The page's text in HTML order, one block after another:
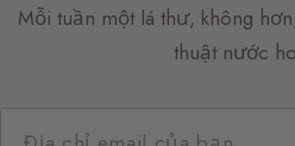
Mỗi tuần một lá thư, không
thuật nước